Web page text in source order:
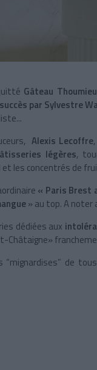
Gâteau
par Sylvestre
Alexis Lecoffre
légères,
et les concentrés de
« Paris Brest
» au top. A noter
dédiées aux
Châtaigne»
“mignardises” de